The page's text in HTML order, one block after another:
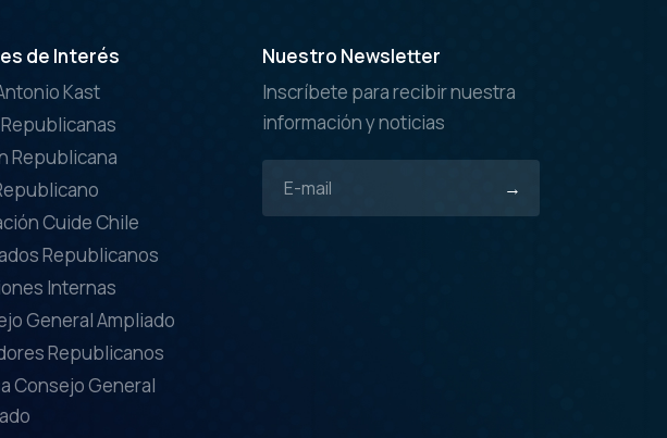
de Interés
Kast
Republicana
Cuide Chile
Republicanos
Internas
General Ampliado
Republicanos
Consejo General
Nuestro Newsletter
Inscríbete para recibir nuestra
información y noticias